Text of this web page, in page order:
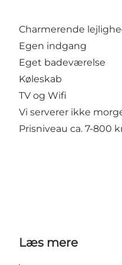
Charmerende
Egen indgang
Eget badeværelse
Køleskab
TV og Wifi
Vi serverer ikke
Prisniveau ca. 7-800
Læs mere